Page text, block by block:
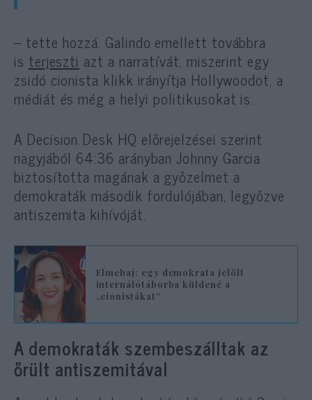
– tette hozzá. Galindo emellett továbbra
is terjeszti azt a narratívát, miszerint egy
zsidó cionista klikk irányítja Hollywoodot, a
médiát és még a helyi politikusokat is.
A Decision Desk HQ előrejelzései szerint
nagyjából 64:36 arányban Johnny Garcia
biztosította magának a győzelmet a
demokraták második fordulójában, legyőzve
antiszemita kihívóját.
Elmebaj: egy demokrata jelölt
internálótáborba küldené a
„cionistákat”
A demokraták szembeszálltak az
őrült antiszemitával